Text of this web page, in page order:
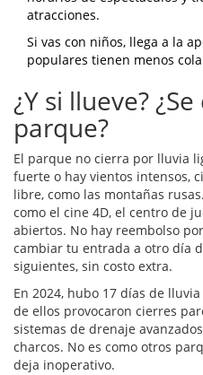
atracciones.
Si vas con niños, llega a la
populares tienen menos
¿Y si llueve?
parque?
El parque no cierra por lluvia
fuerte o hay vientos intensos,
libre, como las montañas
como el cine 4D, el centro de
abiertos. No hay reembolso
cambiar tu entrada a otro día
siguientes, sin costo extra.
En 2024, hubo 17 días de
de ellos provocaron cierres
sistemas de drenaje
charcos. No es como otros
deja inoperativo.